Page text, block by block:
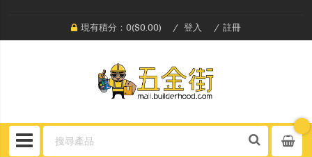
現有積分：0($0.00) 登入 註冊